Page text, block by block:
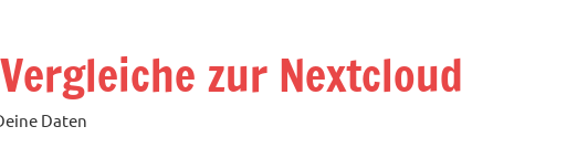
zur Nextcloud
Daten